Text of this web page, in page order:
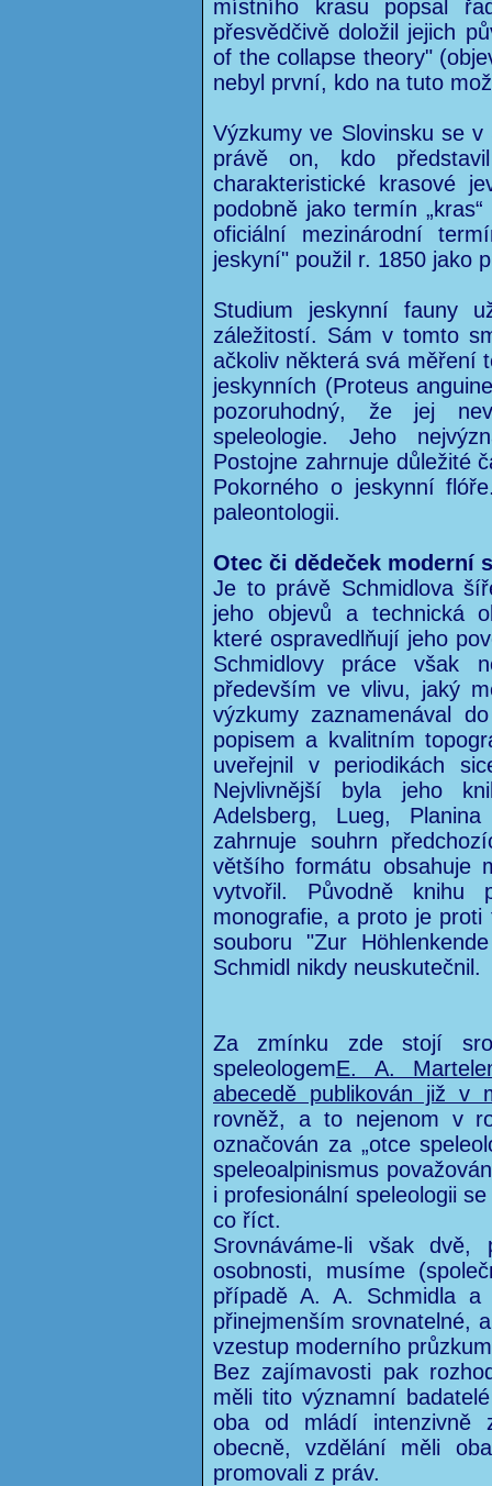
místního krasu popsal
přesvědčivě doložil jejich
of the collapse theory"
nebyl první, kdo na tuto
Výzkumy ve Slovinsku se
právě on, kdo
charakteristické krasové
podobně jako termín
oficiální mezinárodní
jeskyní" použil r. 1850 jako
Studium jeskynní fauny
záležitostí. Sám v tomto
ačkoliv některá svá měření
jeskynních (Proteus
pozoruhodný, že jej
speleologie. Jeho
Postojne zahrnuje důležité
Pokorného o jeskynní
paleontologii.
Otec či dědeček moderní
Je to právě Schmidlova
jeho objevů a technická
které ospravedlňují jeho
Schmidlovy práce však
především ve vlivu, jaký
výzkumy zaznamenával
popisem a kvalitním
uveřejnil v periodikách
Nejvlivnější byla jeho
Adelsberg, Lueg,
zahrnuje souhrn
většího formátu obsahuje
vytvořil. Původně knihu
monografie, a proto je
souboru "Zur
Schmidl nikdy neuskutečnil.
Za zmínku zde stojí
speleologemE. A.
abecedě publikován již v
rovněž, a to nejenom v
označován za „otce
speleoalpinismus
i profesionální speleologii
co říct.
Srovnáváme-li však dvě,
osobnosti, musíme
případě A. A. Schmidla
přinejmenším srovnatelné,
vzestup moderního
Bez zajímavosti pak
měli tito významní
oba od mládí intenzivně
obecně, vzdělání měli
promovali z práv.